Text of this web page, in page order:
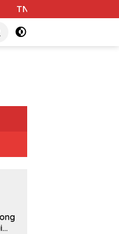
Gantung di Dabun